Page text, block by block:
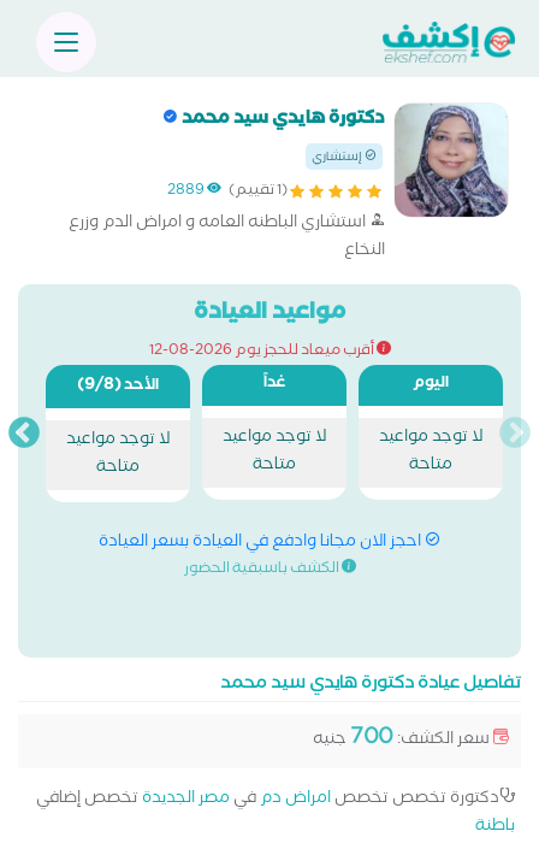
دكتورة هايدي سيد محمد
إستشاري
(1 تقييم) 2889
استشاري الباطنه العامه و امراض الدم وزرع
النخاع
مواعيد العيادة
أقرب ميعاد للحجز يوم 2026-08-12
اليوم
لا توجد مواعيد
متاحة
غداً
لا توجد مواعيد
متاحة
الأحد(9/8)
لا توجد مواعيد
متاحة
احجز الان مجانا وادفع في العيادة بسعر العيادة
الكشف باسبقية الحضور
تفاصيل عيادة دكتورة هايدي سيد محمد
سعر الكشف:700 جنيه
دكتورة تخصص تخصصامراض دمفي مصر الجديدة تخصص إضافي
باطنة